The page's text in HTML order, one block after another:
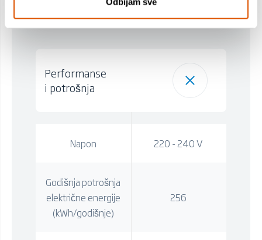
Tehničke specifikacije
Performanse
i potrošnja
Napon 220 - 240 V
Godišnja potrošnja
električne energije
(kWh/godišnje)
256